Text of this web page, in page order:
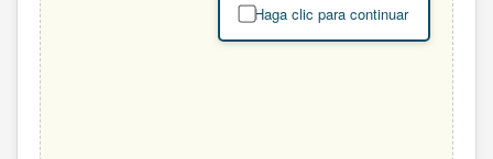
Haga clic para continuar